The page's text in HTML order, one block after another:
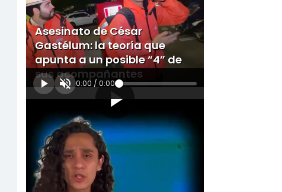
Asesinato de César
Gastélum: la teoría que
apunta a un posible “4” de
sus acompañantes
0:00 / 0:00
[Publicidad]